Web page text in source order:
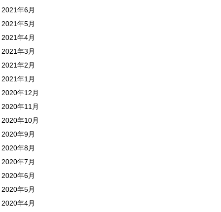
2021年6月
2021年5月
2021年4月
2021年3月
2021年2月
2021年1月
2020年12月
2020年11月
2020年10月
2020年9月
2020年8月
2020年7月
2020年6月
2020年5月
2020年4月